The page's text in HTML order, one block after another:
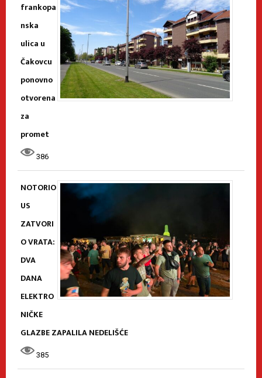
frankopa
nska
ulica u
Čakovcu
ponovno
otvorena
za
promet
386
NOTORIO
US
ZATVORI
O VRATA:
DVA
DANA
ELEKTRO
NIČKE
GLAZBE ZAPALILA NEDELIŠĆE
385